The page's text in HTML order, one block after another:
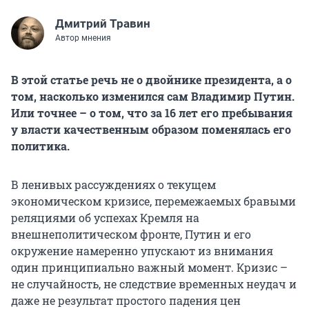
Дмитрий Травин
Автор мнения
В этой статье речь не о двойнике президента, а о
том, насколько изменился сам Владимир Путин.
Или точнее – о том, что за 16 лет его пребывания
у власти качественным образом поменялась его
политика.
В ленивых рассуждениях о текущем
экономическом кризисе, перемежаемых бравыми
реляциями об успехах Кремля на
внешнеполитическом фронте, Путин и его
окружение намеренно упускают из внимания
один принципиально важный момент. Кризис –
не случайность, не следствие временных неудач и
даже не результат простого падения цен